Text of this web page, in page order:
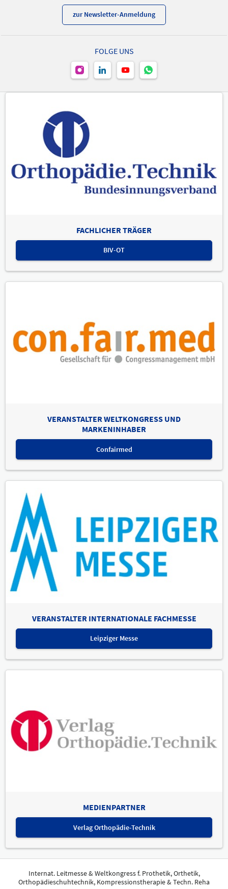
zur Newsletter-Anmeldung
FOLGE UNS
FACHLICHER TRÄGER
BIV-OT
VERANSTALTER WELTKONGRESS UND
MARKENINHABER
Confairmed
VERANSTALTER INTERNATIONALE FACHMESSE
Leipziger Messe
MEDIENPARTNER
Verlag Orthopädie-Technik
Internat. Leitmesse & Weltkongress f. Prothetik, Orthetik,
Orthopädieschuhtechnik, Kompressionstherapie & Techn. Reha